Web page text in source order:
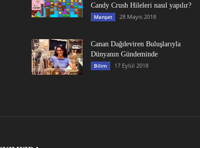
Candy Crush Hileleri nasıl yapılır?
Manşet 28 Mayıs 2018
Canan Dağdeviren Buluşlarıyla
Dünyanın Gündeminde
Bilim 17 Eylül 2018